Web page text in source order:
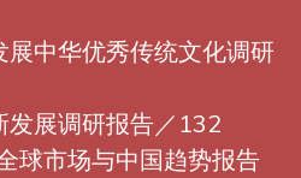
中华优秀传统文化调研
发展调研报告／132
球市场与中国趋势报告